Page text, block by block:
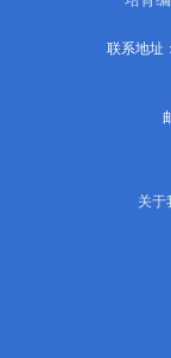
联系地址：
关于